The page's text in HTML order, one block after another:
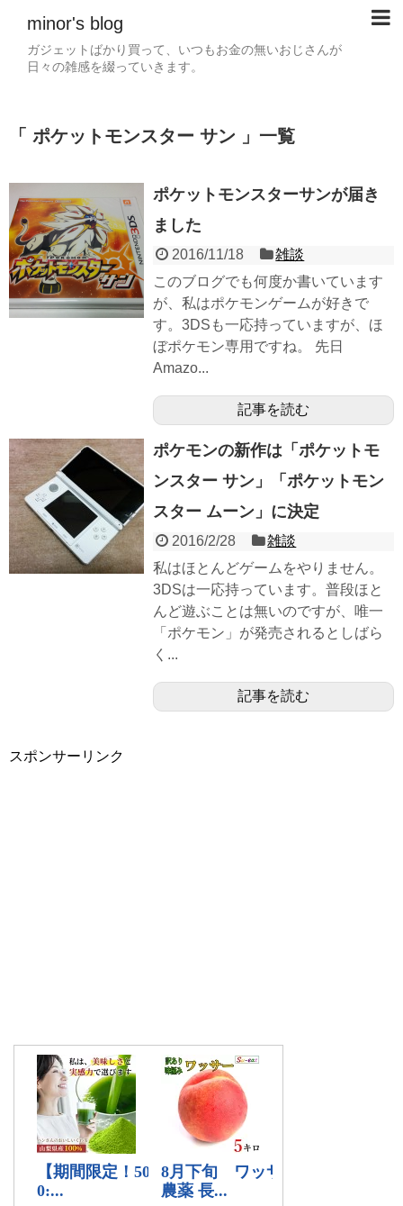
minor's blog
ガジェットばかり買って、いつもお金の無いおじさんが
日々の雑感を綴っていきます。
「 ポケットモンスター サン 」一覧
ポケットモンスターサンが届き
ました
2016/11/18
雑談
このブログでも何度か書いています
が、私はポケモンゲームが好きで
す。3DSも一応持っていますが、ほ
ぼポケモン専用ですね。 先日
Amazo...
記事を読む
ポケモンの新作は「ポケットモ
ンスター サン」「ポケットモン
スター ムーン」に決定
2016/2/28
雑談
私はほとんどゲームをやりません。
3DSは一応持っています。普段ほと
んど遊ぶことは無いのですが、唯一
「ポケモン」が発売されるとしばら
く...
記事を読む
スポンサーリンク